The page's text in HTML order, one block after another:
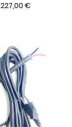
227,00 €